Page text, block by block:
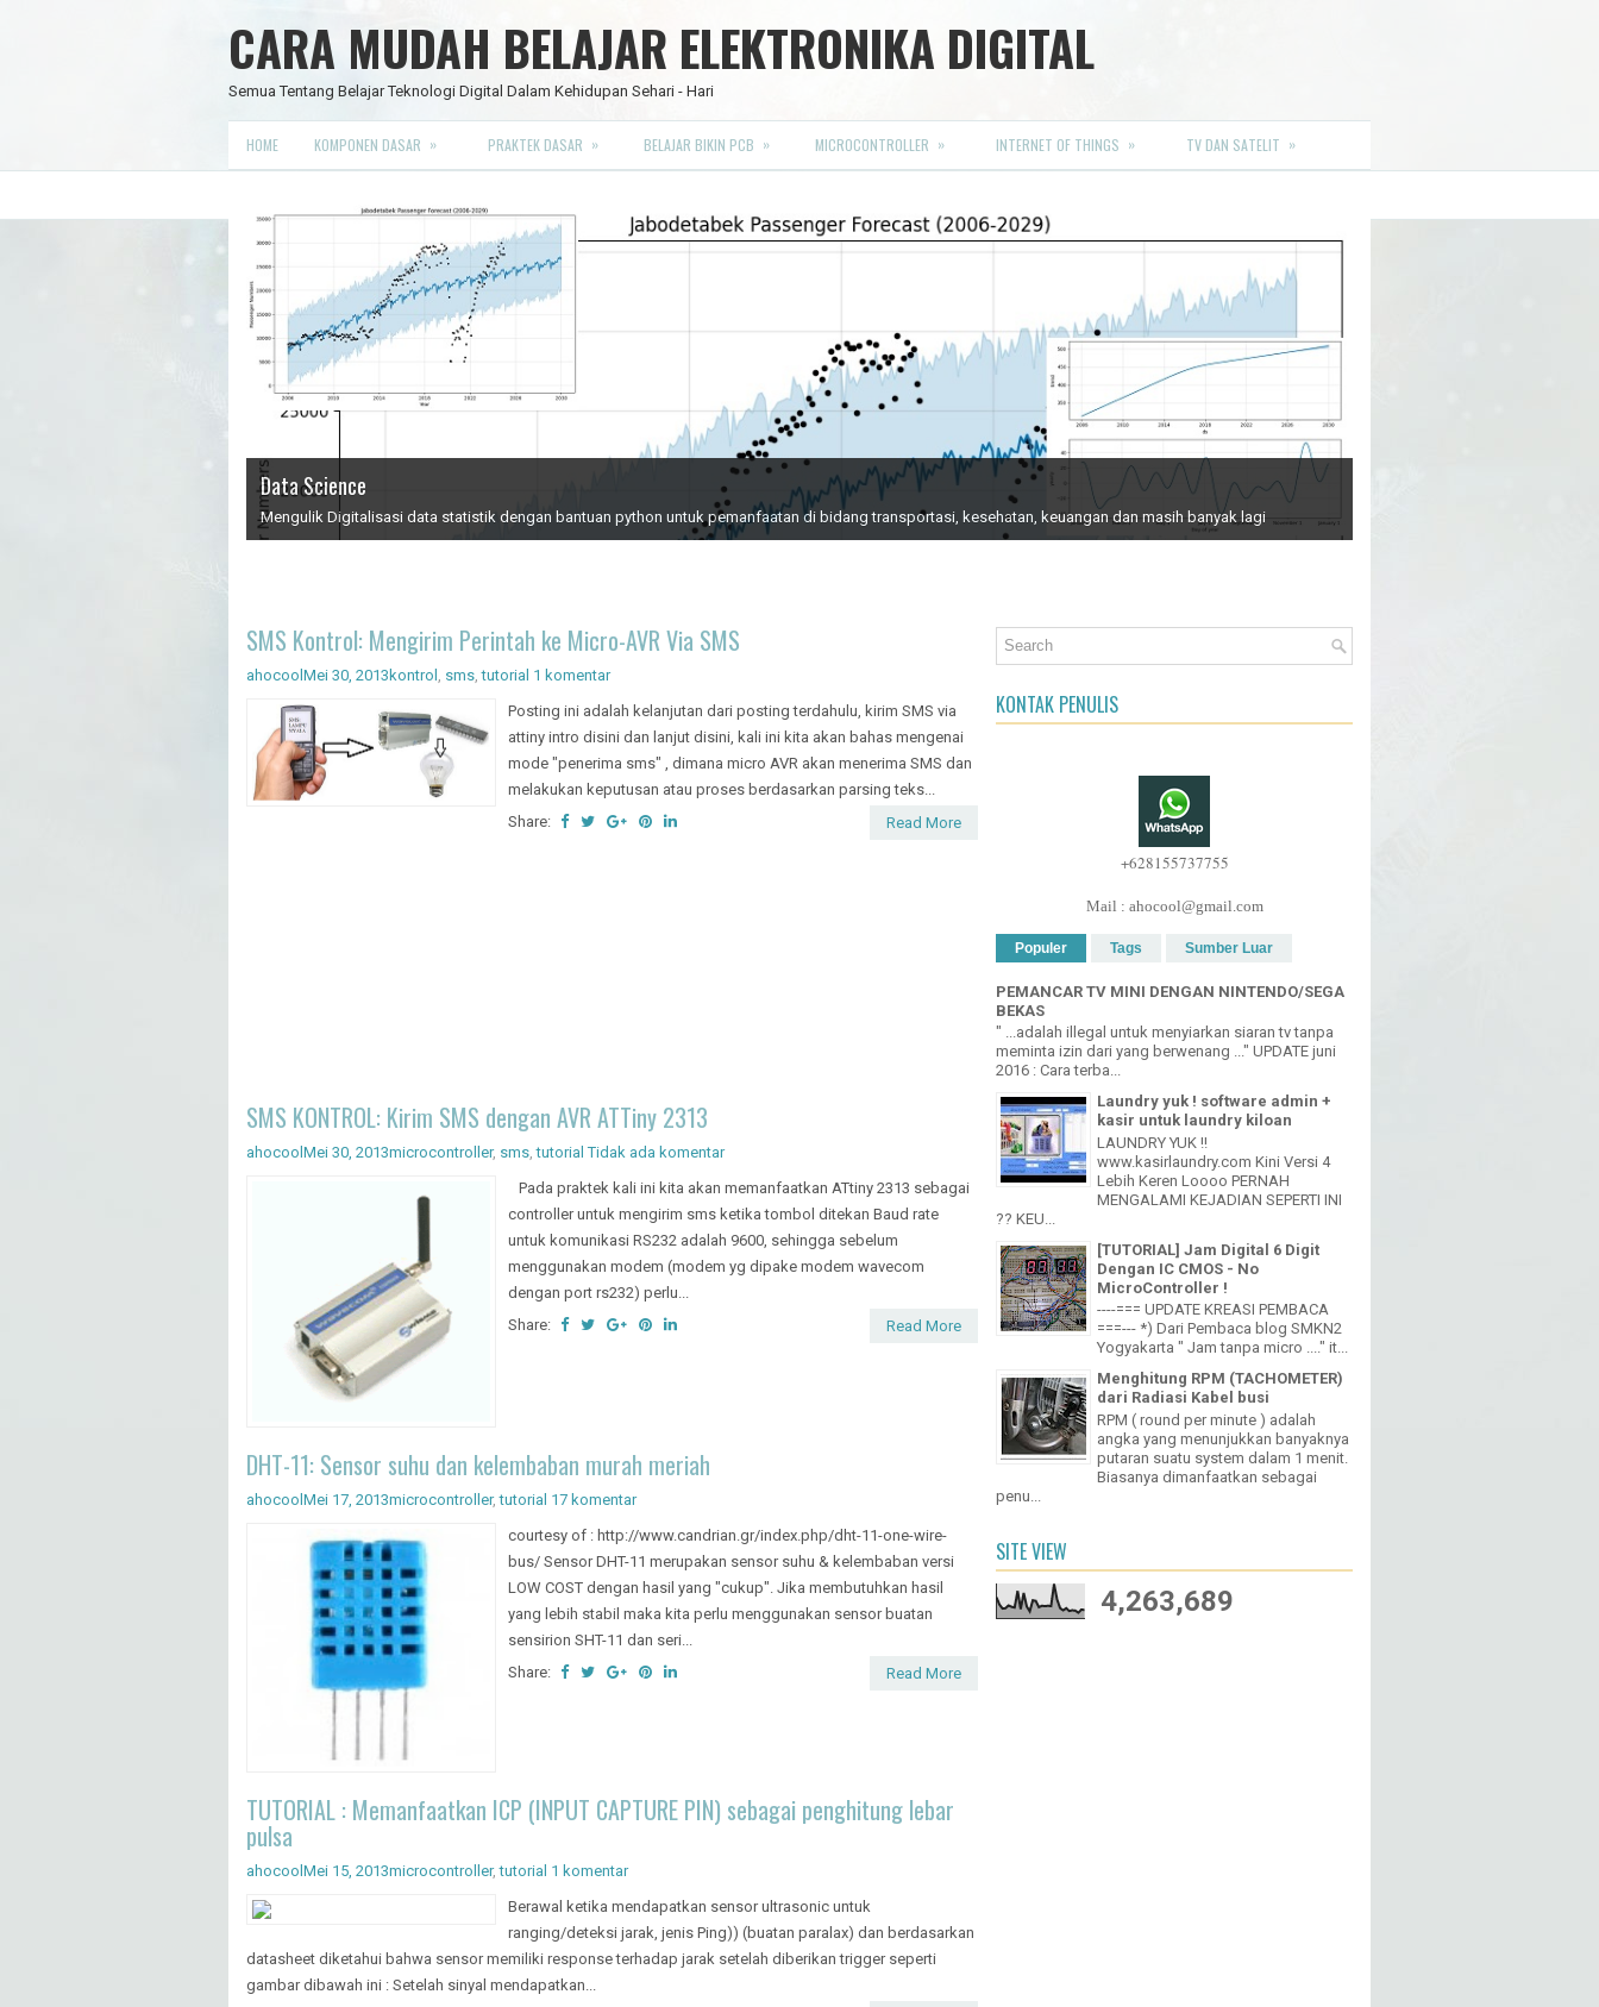
CARA MUDAH BELAJAR ELEKTRONIKA DIGITAL
Semua Tentang Belajar Teknologi Digital Dalam Kehidupan Sehari - Hari
HOME KOMPONEN DASAR » PRAKTEK DASAR » BELAJAR BIKIN PCB » MICROCONTROLLER » INTERNET OF THINGS » TV DAN SATELIT »
IC Timer 555 yang Multifungsi
Data Science
Mengulik Digitalisasi data statistik dengan bantuan python untuk pemanfaatan di bidang transportasi, kesehatan, keuangan dan masih banyak lagi
JAM DIGITAL 6 DIGIT TANPA MICRO FULL CMOS
Node Red - Kontrol Industri 4.0
SMS Kontrol: Mengirim Perintah ke Micro-AVR Via SMS
ahocoolMei 30, 2013kontrol sms ,tutorial 1 komentar
Posting ini adalah kelanjutan dari posting terdahulu, kirim SMS via
attiny intro disini dan lanjut disini, kali ini kita akan bahas mengenai
mode "penerima sms" , dimana micro AVR akan menerima SMS dan
melakukan keputusan atau proses berdasarkan parsing teks...
Share:
Read More
SMS KONTROL: Kirim SMS dengan AVR ATTiny 2313
ahocoolMei 30, 2013microcontroller, sms ,tutorial Tidak ada komentar
Pada praktek kali ini kita akan memanfaatkan ATtiny 2313 sebagai
controller untuk mengirim sms ketika tombol ditekan Baud rate
untuk komunikasi RS232 adalah 9600, sehingga sebelum
menggunakan modem (modem yg dipake modem wavecom
dengan port rs232) perlu...
Share:
Read More
DHT-11: Sensor suhu dan kelembaban murah meriah
ahocool Mei 17, 2013microcontroller,tutorial 17 komentar
courtesy of : http://www.candrian.gr/index.php/dht-11-one-wire-
bus/ Sensor DHT-11 merupakan sensor suhu & kelembaban versi
LOW COST dengan hasil yang "cukup". Jika membutuhkan hasil
yang lebih stabil maka kita perlu menggunakan sensor buatan
sensirion SHT-11 dan seri...
Share:
Read More
TUTORIAL : Memanfaatkan ICP (INPUT CAPTURE PIN) sebagai penghitung lebar
pulsa
ahocool Mei 15, 2013microcontroller,tutorial 1 komentar
Berawal ketika mendapatkan sensor ultrasonic untuk
ranging/deteksi jarak, jenis Ping)) (buatan paralax) dan berdasarkan
datasheet diketahui bahwa sensor memiliki response terhadap jarak setelah diberikan trigger seperti
gambar dibawah ini : Setelah sinyal mendapatkan...
KONTAK PENULIS
+628155737755
Mail : ahocool@gmail.com
Populer Tags Sumber Luar
PEMANCAR TV MINI DENGAN NINTENDO/SEGA
BEKAS
" ...adalah illegal untuk menyiarkan siaran tv tanpa
meminta izin dari yang berwenang ..." UPDATE juni
2016 : Cara terba...
Laundry yuk ! software admin +
kasir untuk laundry kiloan
LAUNDRY YUK !!
www.kasirlaundry.com Kini Versi 4
Lebih Keren Loooo PERNAH
MENGALAMI KEJADIAN SEPERTI INI
?? KEU...
[TUTORIAL] Jam Digital 6 Digit
Dengan IC CMOS - No
MicroController !
----=== UPDATE KREASI PEMBACA
===--- *) Dari Pembaca blog SMKN2
Yogyakarta " Jam tanpa micro ...." it...
Menghitung RPM (TACHOMETER)
dari Radiasi Kabel busi
RPM ( round per minute ) adalah
angka yang menunjukkan banyaknya
putaran suatu system dalam 1 menit.
Biasanya dimanfaatkan sebagai
penu...
SITE VIEW
4,263,689